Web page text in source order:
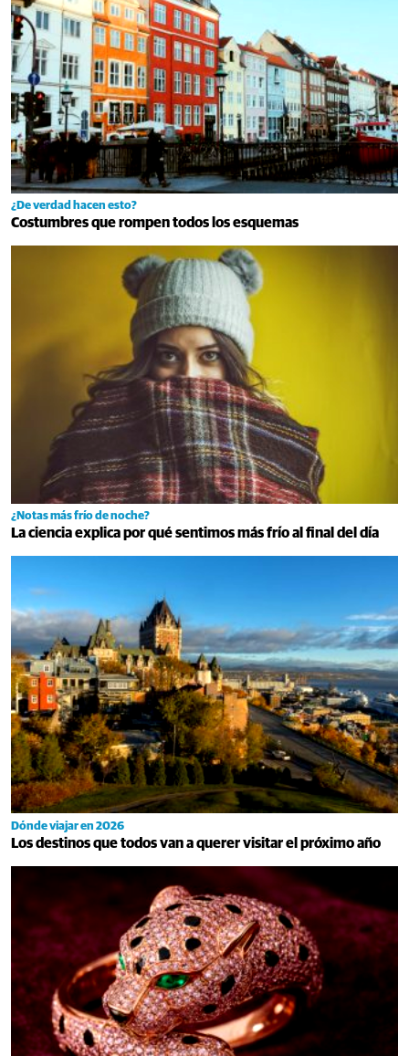
¿De verdad hacen esto?
Costumbres que rompen todos los esquemas
¿Notas más frío de noche?
La ciencia explica por qué sentimos más frío al final del día
Dónde viajar en 2026
Los destinos que todos van a querer visitar el próximo año